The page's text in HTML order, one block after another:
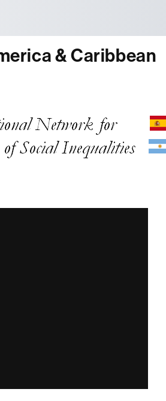
& Caribbean